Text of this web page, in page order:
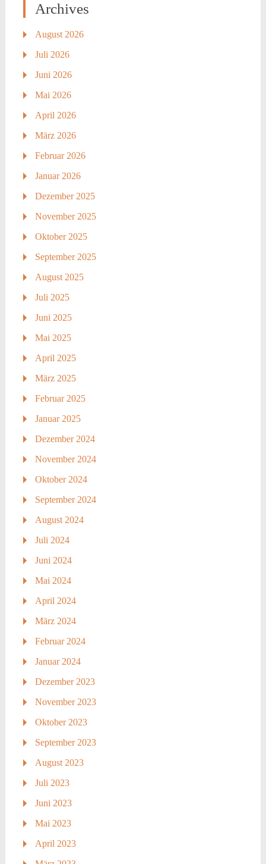
Archives
August 2026
Juli 2026
Juni 2026
Mai 2026
April 2026
März 2026
Februar 2026
Januar 2026
Dezember 2025
November 2025
Oktober 2025
September 2025
August 2025
Juli 2025
Juni 2025
Mai 2025
April 2025
März 2025
Februar 2025
Januar 2025
Dezember 2024
November 2024
Oktober 2024
September 2024
August 2024
Juli 2024
Juni 2024
Mai 2024
April 2024
März 2024
Februar 2024
Januar 2024
Dezember 2023
November 2023
Oktober 2023
September 2023
August 2023
Juli 2023
Juni 2023
Mai 2023
April 2023